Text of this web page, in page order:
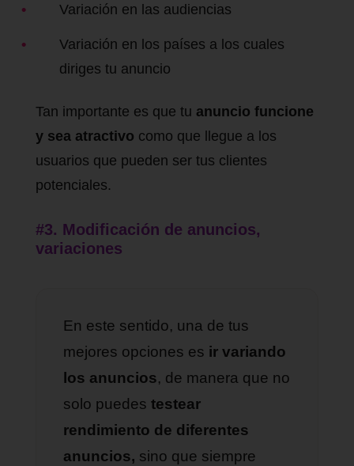
Variación en las audiencias
Variación en los países a los cuales
diriges tu anuncio
Tan importante es que tu anuncio funcione
y sea atractivo como que llegue a los
usuarios que pueden ser tus clientes
potenciales.
#3. Modificación de anuncios,
variaciones
En este sentido, una de tus
mejores opciones es ir variando
los anuncios, de manera que no
solo puedestestear
rendimiento de diferentes
anuncios, sino que siempre